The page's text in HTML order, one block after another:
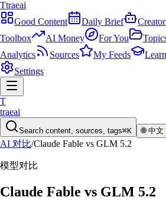
Ttraeai
Good Content
Daily Brief
Toolbox
AI Money For You
Analytics
Sources My Feeds
Settings
T
traeai
Search content, sources, tags⌘K 🌐中文
AI 对比/Claude Fable vs GLM 5.2
模型对比
Claude Fable vs GLM 5.2